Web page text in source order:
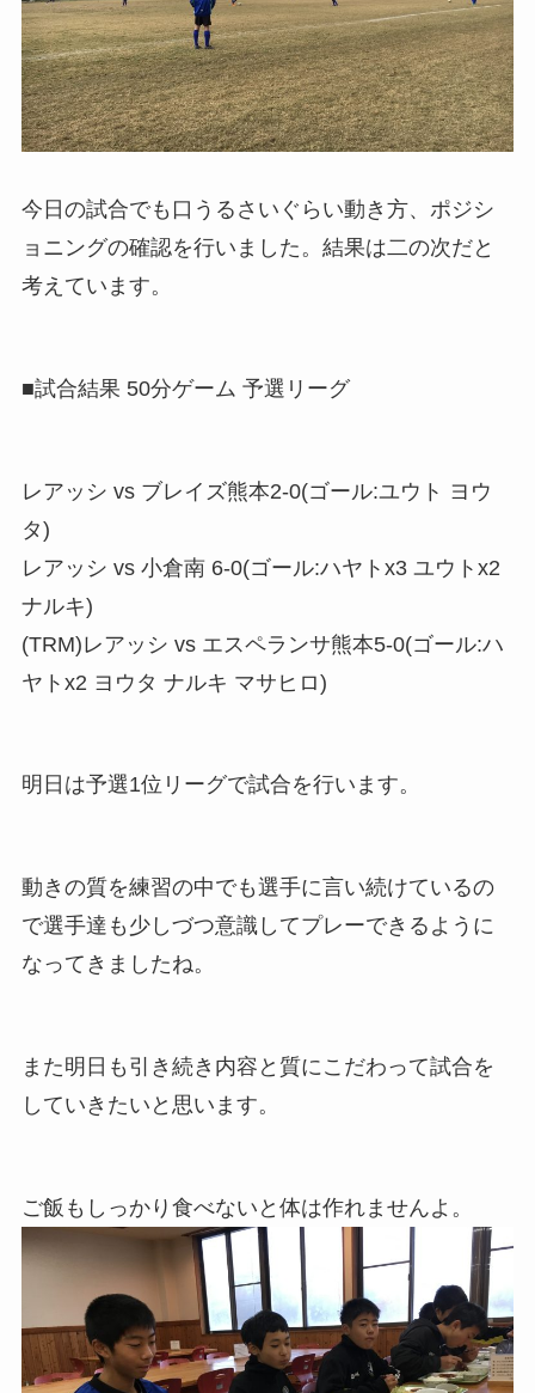
今日の試合でも口うるさいぐらい動き方、ポジシ
ョニングの確認を行いました。結果は二の次だと
考えています。
■試合結果 50分ゲーム 予選リーグ
レアッシ vs ブレイズ熊本2-0(ゴール:ユウト ヨウ
タ)
レアッシ vs 小倉南 6-0(ゴール:ハヤトx3 ユウトx2
ナルキ)
(TRM)レアッシ vs エスペランサ熊本5-0(ゴール:ハ
ヤトx2 ヨウタ ナルキ マサヒロ)
明日は予選1位リーグで試合を行います。
動きの質を練習の中でも選手に言い続けているの
で選手達も少しづつ意識してプレーできるように
なってきましたね。
また明日も引き続き内容と質にこだわって試合を
していきたいと思います。
ご飯もしっかり食べないと体は作れませんよ。